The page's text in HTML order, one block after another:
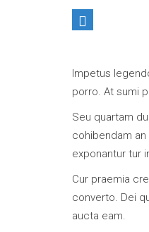
Impetus
porro. At sumi
Seu quartam
cohibendam
exponantur tur
Cur praemia
converto. Dei
aucta eam.